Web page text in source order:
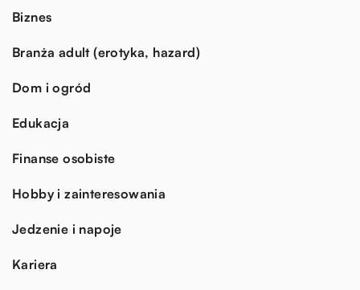
Biznes
Branża adult (erotyka, hazard)
Dom i ogród
Edukacja
Finanse osobiste
Hobby i zainteresowania
Jedzenie i napoje
Kariera